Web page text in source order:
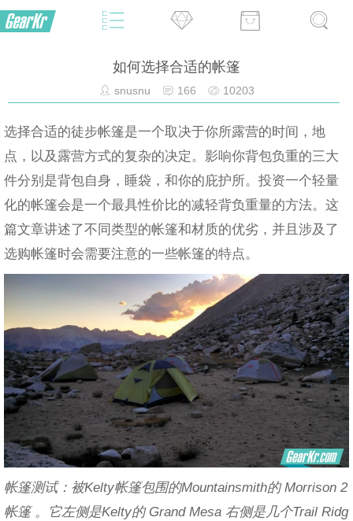
如何选择合适的帐篷
snusnu 166 10203
选择合适的徒步帐篷是一个取决于你所露营的时间，地
点，以及露营方式的复杂的决定。影响你背包负重的三大
件分别是背包自身，睡袋，和你的庇护所。投资一个轻量
化的帐篷会是一个最具性价比的减轻背负重量的方法。这
篇文章讲述了不同类型的帐篷和材质的优劣，并且涉及了
选购帐篷时会需要注意的一些帐篷的特点。
帐篷测试：被Kelty帐篷包围的Mountainsmith的 Morrison 2
帐篷 。它左侧是Kelty的 Grand Mesa 右侧是几个Trail Ridg